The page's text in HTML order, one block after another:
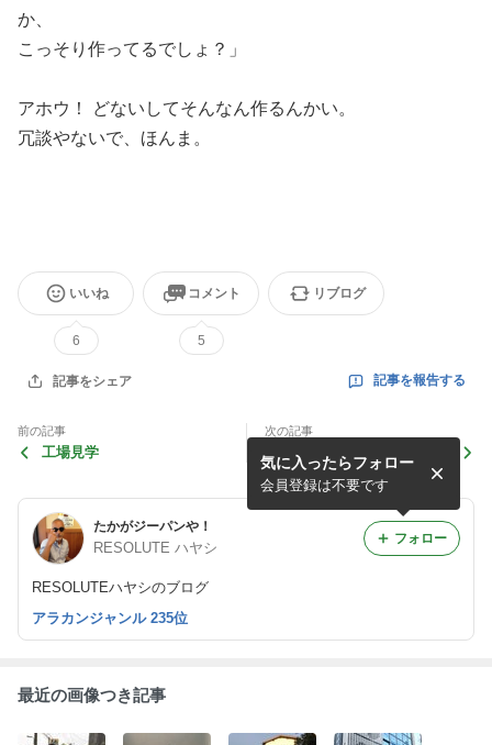
か、
こっそり作ってるでしょ？」
アホウ！ どないしてそんなん作るんかい。
冗談やないで、ほんま。
いいね
6
コメント
5
リブログ
記事をシェア 記事を報告する
前の記事
工場見学
次の記事
シェットランド･セーター
たかがジーパンや！
RESOLUTE ハヤシ
RESOLUTEハヤシのブログ
気に入ったらフォロー
会員登録は不要です
フォロー
アラカンジャンル 235位
最近の画像つき記事